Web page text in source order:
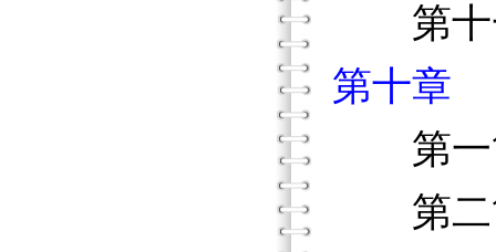
第十
第十章
第一
第二